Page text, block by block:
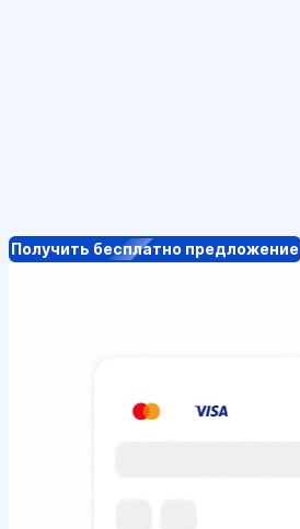
Получить бесплатно предложение